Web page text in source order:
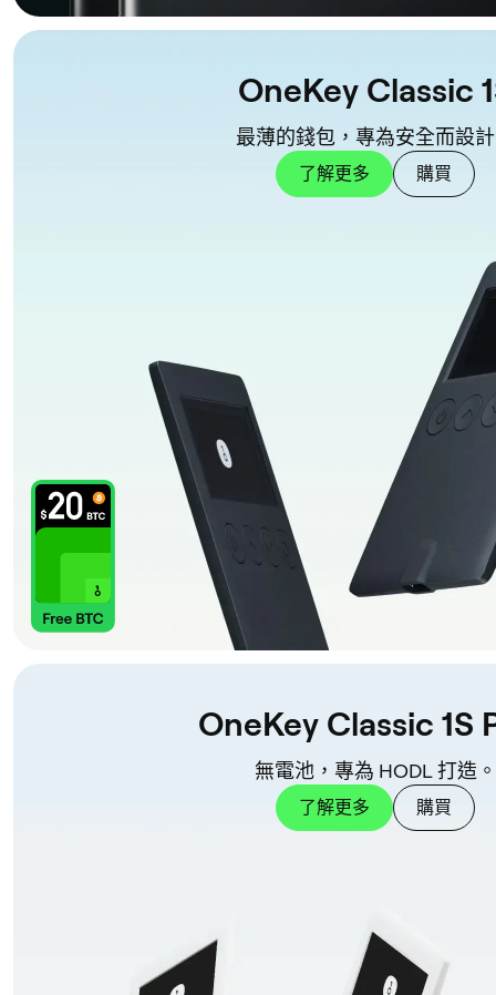
OneKey Classic
最薄的錢包，專為安全而設
了解更多 購買
OneKey Classic 1S
無電池，專為 HODL 打造。
了解更多 購買